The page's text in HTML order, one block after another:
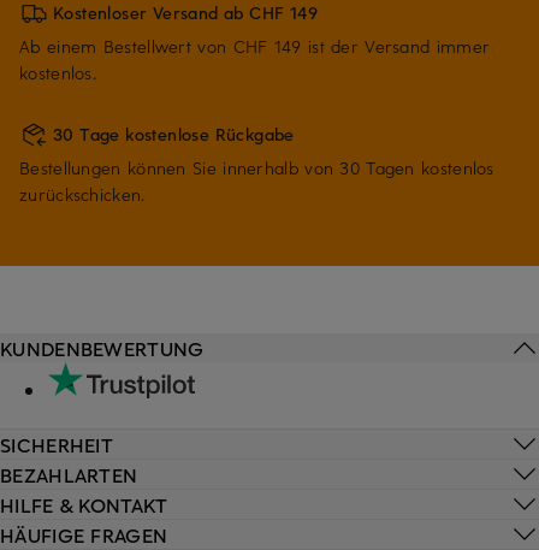
Kostenloser Versand ab CHF 149
Ab einem Bestellwert von CHF 149 ist der Versand immer
kostenlos.
30 Tage kostenlose Rückgabe
Bestellungen können Sie innerhalb von 30 Tagen kostenlos
zurückschicken.
HILFE & KONTAKT
HÄUFIGE FRAGEN
KUNDENBEWERTUNG
SICHERHEIT
BEZAHLARTEN